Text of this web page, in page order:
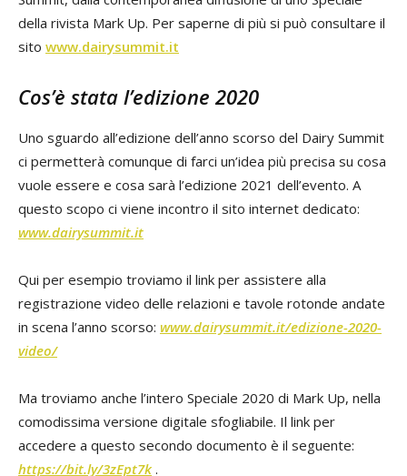
della rivista Mark Up. Per saperne di più si può consultare il
sito www.dairysummit.it
Cos’è stata l’edizione 2020
Uno sguardo all’edizione dell’anno scorso del Dairy Summit
ci permetterà comunque di farci un’idea più precisa su cosa
vuole essere e cosa sarà l’edizione 2021 dell’evento. A
questo scopo ci viene incontro il sito internet dedicato:
www.dairysummit.it
Qui per esempio troviamo il link per assistere alla
registrazione video delle relazioni e tavole rotonde andate
in scena l’anno scorso: www.dairysummit.it/edizione-2020-
video/
Ma troviamo anche l’intero Speciale 2020 di Mark Up, nella
comodissima versione digitale sfogliabile. Il link per
accedere a questo secondo documento è il seguente:
https://bit.ly/3zEpt7k.